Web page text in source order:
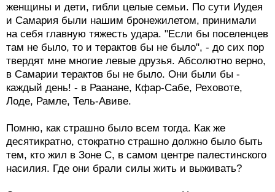
женщины и дети, гибли целые семьи. По сути Иудея
и Самария были нашим бронежилетом, принимали
на себя главную тяжесть удара. "Если бы поселенцев
там не было, то и терактов бы не было", - до сих пор
твердят мне многие левые друзья. Абсолютно верно,
в Самарии терактов бы не было. Они были бы -
каждый день! - в Раанане, Кфар-Сабе, Реховоте,
Лоде, Рамле, Тель-Авиве.
Помню, как страшно было всем тогда. Как же
десятикратно, стократно страшно должно было быть
тем, кто жил в Зоне С, в самом центре палестинского
насилия. Где они брали силы жить и выживать?